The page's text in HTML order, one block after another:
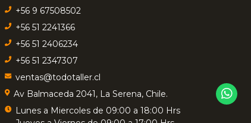
+56 9 67508502
+56 51 2241366
+56 51 2406234
+56 51 2347307
ventas@todotaller.cl
Av Balmaceda 2041, La Serena, Chile.
Lunes a Miercoles de 09:00 a 18:00 Hrs